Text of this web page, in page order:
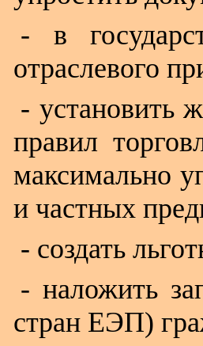
- в
отраслевого
- установить
правил
максимально
и частных
- создать
- наложить
стран ЕЭП)